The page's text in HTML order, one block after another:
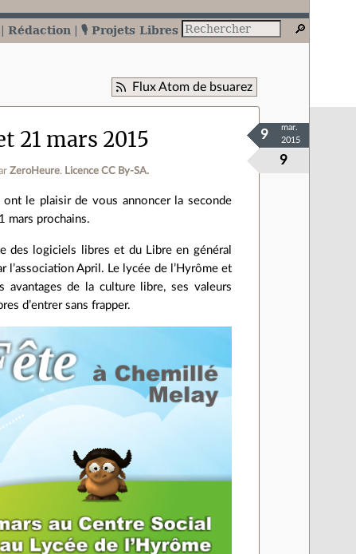
Rédaction 🎙️ Projets Libres
Flux Atom de bsuarez
21 mars 2015
ZeroHeure. Licence CC By‑SA.
9
9
mar.
2015
ont le plaisir de vous annoncer la seconde
mars prochains.
des logiciels libres et du Libre en général
April. Le lycée de l’Hyrôme et
de la culture libre, ses valeurs
d’entrer sans frapper.